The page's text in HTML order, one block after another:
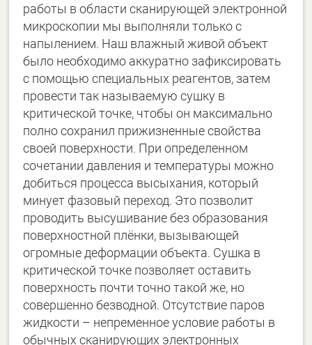
работы в области сканирующей электронной
микроскопии мы выполняли только с
напылением. Наш влажный живой объект
было необходимо аккуратно зафиксировать
с помощью специальных реагентов, затем
провести так называемую сушку в
критической точке, чтобы он максимально
полно сохранил прижизненные свойства
своей поверхности. При определенном
сочетании давления и температуры можно
добиться процесса высыхания, который
минует фазовый переход. Это позволит
проводить высушивание без образования
поверхностной плёнки, вызывающей
огромные деформации объекта. Сушка в
критической точке позволяет оставить
поверхность почти точно такой же, но
совершенно безводной. Отсутствие паров
жидкости – непременное условие работы в
обычных сканирующих электронных